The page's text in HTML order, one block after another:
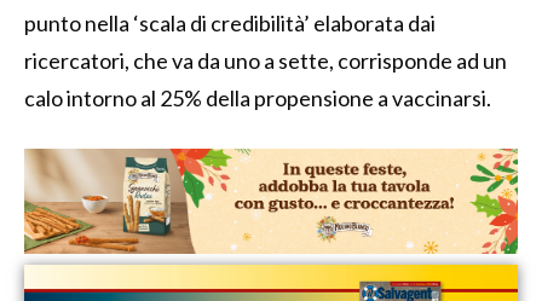
punto nella ‘scala di credibilità’ elaborata dai
ricercatori, che va da uno a sette, corrisponde ad un
calo intorno al 25% della propensione a vaccinarsi.